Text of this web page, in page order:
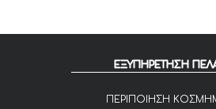
ΕΞΥΠΗΡΕΤΗΣΗ
ΠΕΡΙΠΟΙΗΣΗ